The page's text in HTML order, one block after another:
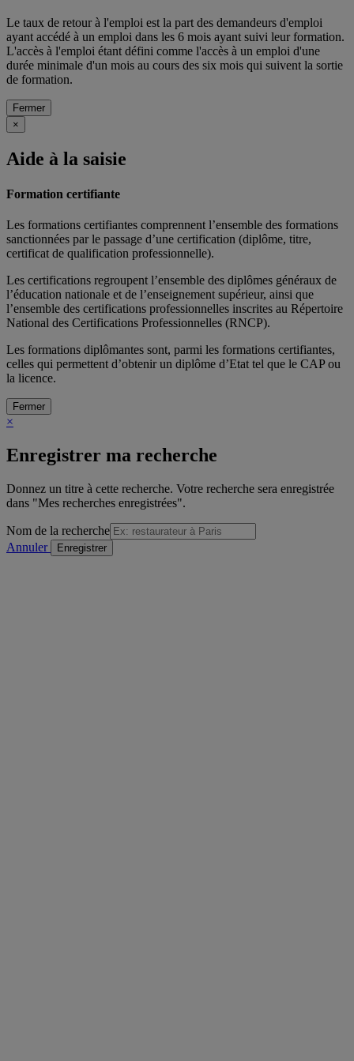
Le taux de retour à l'emploi est la part des demandeurs d'emploi
ayant accédé à un emploi dans les 6 mois ayant suivi leur formation.
L'accès à l'emploi étant défini comme l'accès à un emploi d'une
durée minimale d'un mois au cours des six mois qui suivent la sortie
de formation.
Fermer
×
Aide à la saisie
Formation certifiante
Les formations certifiantes comprennent l’ensemble des formations
sanctionnées par le passage d’une certification (diplôme, titre,
certificat de qualification professionnelle).
Les certifications regroupent l’ensemble des diplômes généraux de
l’éducation nationale et de l’enseignement supérieur, ainsi que
l’ensemble des certifications professionnelles inscrites au Répertoire
National des Certifications Professionnelles (RNCP).
Les formations diplômantes sont, parmi les formations certifiantes,
celles qui permettent d’obtenir un diplôme d’Etat tel que le CAP ou
la licence.
Fermer
×
Enregistrer ma recherche
Donnez un titre à cette recherche. Votre recherche sera enregistrée
dans "Mes recherches enregistrées".
Nom de la recherche
Annuler